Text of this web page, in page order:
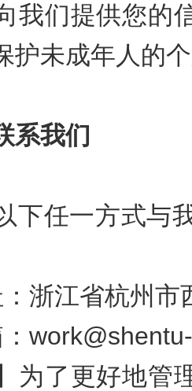
我们提供您的
护未成年人的
系我们
下任一方式与
浙江省杭州
为了更好地